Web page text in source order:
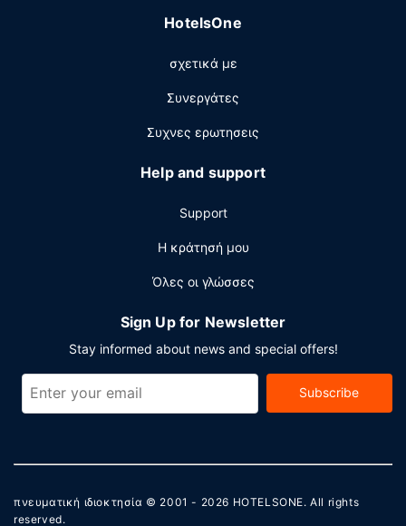
ενσύρματη πρόσβαση στο ίντερνετ, γρήγορο check-in και
εκδήλωση σε αυτήν την πόλη (Frisco); Αυτό το
μέτρα και περιλαμβάνει συνεδριακό χώρο και 2
δωρεάν στάθμευση χωρίς παρκαδόρο.
HotelsOne
σχετικά με
Συνεργάτες
Συχνες ερωτησεις
Help and support
Support
Η κράτησή μου
Όλες οι γλώσσες
Sign Up for Newsletter
Stay informed about news and special offers!
Subscribe
πνευματική ιδιοκτησία © 2001 - 2026 HOTELSONE. All rights
reserved.